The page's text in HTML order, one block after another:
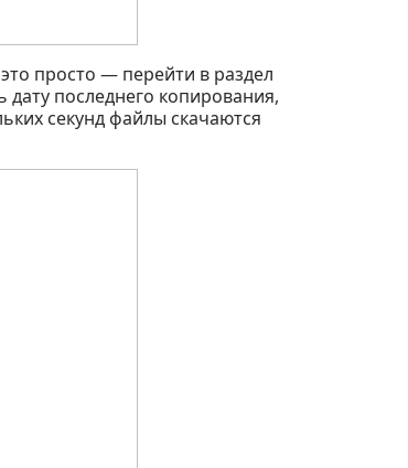
просто — перейти в раздел
последнего копирования,
секунд файлы скачаются